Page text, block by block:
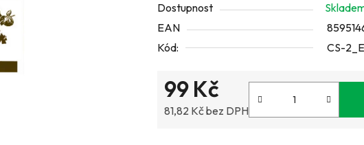
5
hvězdiček.
Dostupnost
EAN
Kód:
CS-
99 Kč
81,82 Kč bez DPH